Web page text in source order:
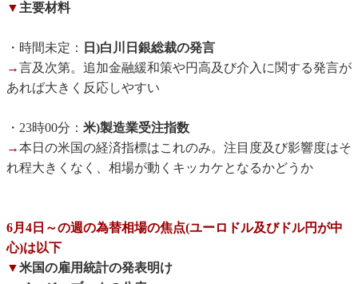
▼主要材料
・時間未定：
日)白川日銀総裁の発言
→言及次第。追加金融緩和策や円高及び介入に関する発言が
あれば大きく反応しやすい
・23時00分： 米)製造業受注指数
→本日の米国の経済指標はこれのみ。注目度及び影響度はそ
れ程大きくなく、相場が動くキッカケとなるかどうか
6月4日～の週の為替相場の焦点(ユーロドル及びドル円が中
心)は以下
▼米国の雇用統計の発表明け